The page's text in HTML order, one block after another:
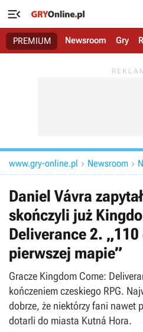

PREMIUM Newsroom Gry
www.gry-online.pl  Newsroom 
Daniel Vávra
skończyli już
Deliverance 2.
pierwszej mapie”
Gracze Kingdom Come:
kończeniem czeskiego RPG.
dobrze, że niektórzy fani nawet
dotarli do miasta Kutná Hora.